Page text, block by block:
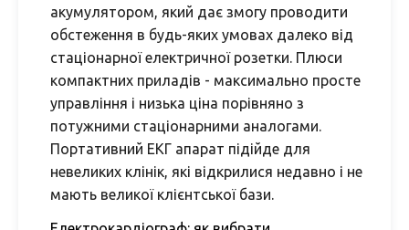
акумулятором, який дає змогу проводити
обстеження в будь-яких умовах далеко від
стаціонарної електричної розетки. Плюси
компактних приладів - максимально просте
управління і низька ціна порівняно з
потужними стаціонарними аналогами.
Портативний ЕКГ апарат підійде для
невеликих клінік, які відкрилися недавно і не
мають великої клієнтської бази.